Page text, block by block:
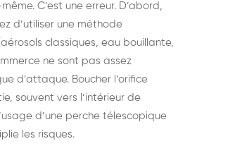
C’est une erreur. D’abord,
d’utiliser une méthode
classiques, eau bouillante,
ne sont pas assez
d’attaque. Boucher l’orifice
souvent vers l’intérieur de
d’une perche télescopique
les risques.